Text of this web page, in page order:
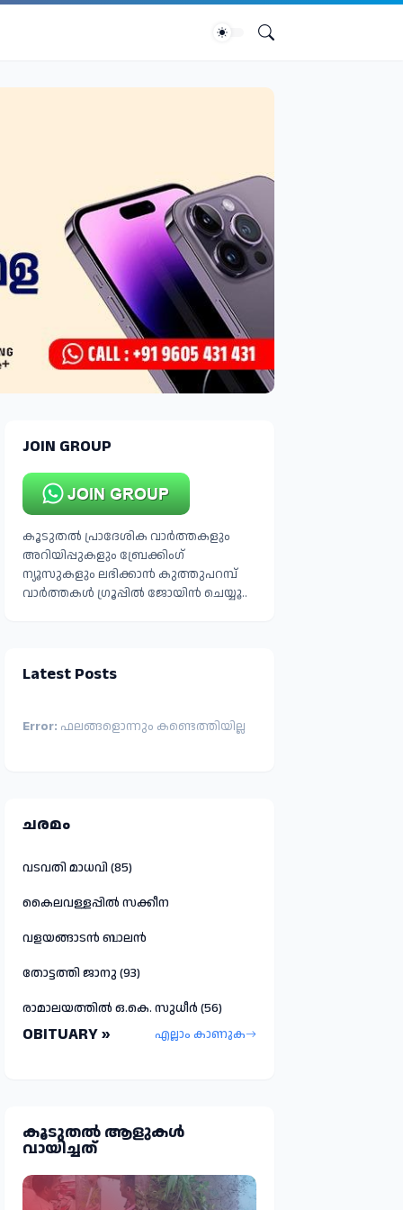
JOIN GROUP
കൂടുതൽ പ്രാദേശിക വാർത്തകളും
അറിയിപ്പുകളും ബ്രേക്കിംഗ്
ന്യൂസുകളും ലഭിക്കാൻ കുത്തുപറമ്പ്
വാർത്തകൾ ഗ്രൂപ്പിൽ ജോയിൻ ചെയ്യൂ..
Latest Posts
Error: ഫലങ്ങളൊന്നും കണ്ടെത്തിയില്ല
ചരമം
വടവതി മാധവി (85)
കൈലവള്ളപ്പിൽ സക്കീന
വളയങ്ങാടൻ ബാലൻ
തോട്ടത്തി ജാനു (93)
രാമാലയത്തിൽ ഒ.കെ. സുധീർ (56)
OBITUARY » എല്ലാം കാണുക
കൂടുതല്‍ ആളുകള്‍
വായിച്ചത്